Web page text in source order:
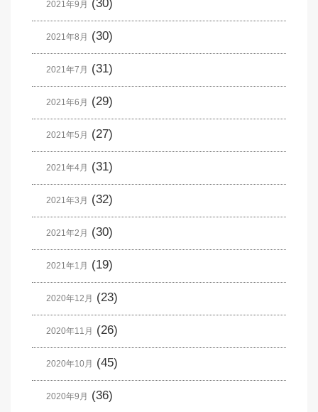
2021年9月 (30)
2021年8月 (30)
2021年7月 (31)
2021年6月 (29)
2021年5月 (27)
2021年4月 (31)
2021年3月 (32)
2021年2月 (30)
2021年1月 (19)
2020年12月 (23)
2020年11月 (26)
2020年10月 (45)
2020年9月 (36)